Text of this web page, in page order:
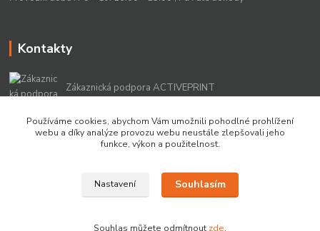
Kontakty
Zákaznická podpora ACTIVEPRINT
+420 549 213 756
info@activeprint.cz
Copyright 2022 © ActivePrint s.r.o.
Používáme cookies, abychom Vám umožnili pohodlné prohlížení
webu a díky analýze provozu webu neustále zlepšovali jeho
funkce, výkon a použitelnost.
Nastavení Souhlasím
Souhlas můžete odmítnout zde.